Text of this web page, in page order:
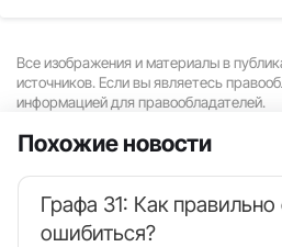
Все изображения и материалы в
источников. Если вы являетесь
информацией для правообладателей.
Похожие новости
Графа 31: Как правильно
ошибиться?